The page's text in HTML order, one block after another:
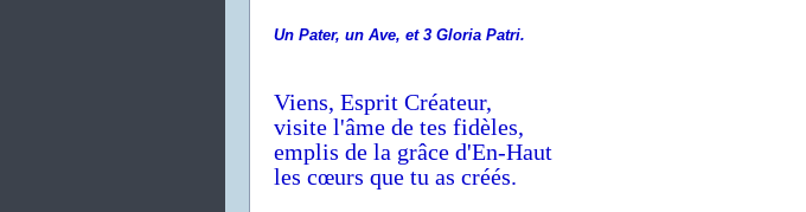
Un Pater, un Ave, et 3 Gloria Patri.
Viens, Esprit Créateur,
visite l'âme de tes fidèles,
emplis de la grâce d'En-Haut
les cœurs que tu as créés.